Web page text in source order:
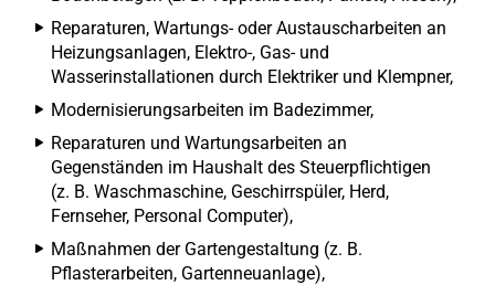
Reparaturen, Wartungs- oder Austauscharbeiten an
Heizungsanlagen, Elektro-, Gas- und
Wasserinstallationen durch Elektriker und Klempner,
Modernisierungsarbeiten im Badezimmer,
Reparaturen und Wartungsarbeiten an
Gegenständen im Haushalt des Steuerpflichtigen
(z. B. Waschmaschine, Geschirrspüler, Herd,
Fernseher, Personal Computer),
Maßnahmen der Gartengestaltung (z. B.
Pflasterarbeiten, Gartenneuanlage),